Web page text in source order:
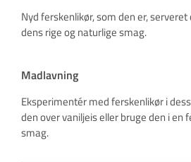
Nyd ferskenlikør, som den er,
dens rige og naturlige smag.
Madlavning
Eksperimentér med ferskenlikør i
den over vaniljeis eller bruge den i
smag.